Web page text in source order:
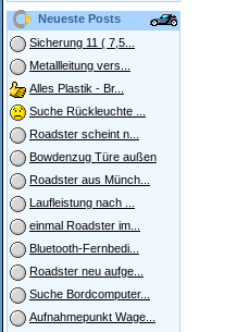
Neueste Posts
Sicherung 11 ( 7,5...
Metallleitung vers...
Alles Plastik - Br...
Suche Rückleuchte ...
Roadster scheint n...
Bowdenzug Türe außen
Roadster aus Münch...
Laufleistung nach ...
einmal Roadster im...
Bluetooth-Fernbedi...
Roadster neu aufge...
Suche Bordcomputer...
Aufnahmepunkt Wage...